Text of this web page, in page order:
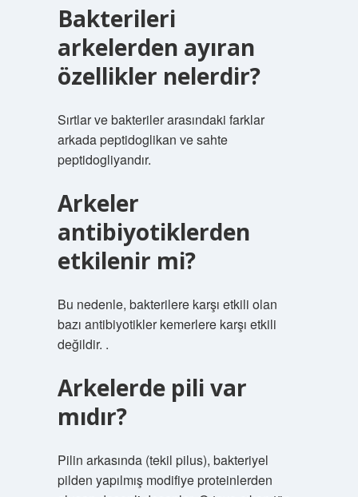
Bakterileri
arkelerden ayıran
özellikler nelerdir?
Sırtlar ve bakteriler arasındaki farklar
arkada peptidoglikan ve sahte
peptidogliyandır.
Arkeler
antibiyotiklerden
etkilenir mi?
Bu nedenle, bakterilere karşı etkili olan
bazı antibiyotikler kemerlere karşı etkili
değildir. .
Arkelerde pili var
mıdır?
Pilin arkasında (tekil pilus), bakteriyel
pilden yapılmış modifiye proteinlerden